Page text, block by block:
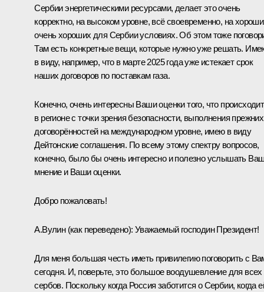
Сербии энергетическими ресурсами, делает это очень
корректно, на высоком уровне, всё своевременно, на
очень хороших для Сербии условиях. Об этом тоже
Там есть конкретные вещи, которые нужно уже решать.
в виду, например, что в марте 2025 года уже истекает срок
наших договоров по поставкам газа.
Конечно, очень интересны Ваши оценки того, что происходит
в регионе с точки зрения безопасности, выполнения прежних
договорённостей на международном уровне, имею в виду
Дейтонские соглашения. По всему этому спектру вопросов,
конечно, было бы очень интересно и полезно услышать
мнение и Ваши оценки.
Добро пожаловать!
А.Вулин (как переведено): Уважаемый господин Президент!
Для меня большая честь иметь привилегию поговорить с
сегодня. И, поверьте, это большое воодушевление для всех
сербов. Поскольку когда Россия заботится о Сербии, когда